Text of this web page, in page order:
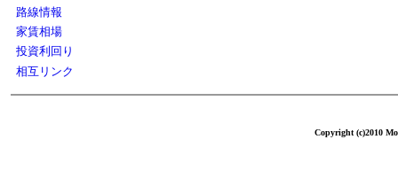
路線情報
家賃相場
投資利回り
相互リンク
Copyright (c)2010